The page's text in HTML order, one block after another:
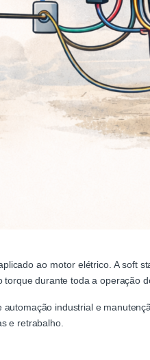
ao motor elétrico. A soft
durante toda a operação
industrial e
e retrabalho.